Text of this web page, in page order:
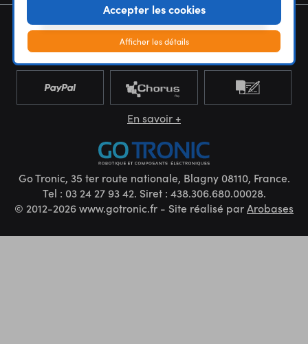
En savoir +
Go Tronic, 35 ter route nationale, Blagny 08110, France.
Tel : 03 24 27 93 42. Siret : 438.306.680.00028.
© 2012-2026 www.gotronic.fr - Site réalisé parArobases
Accepter les cookies
Afficher les détails